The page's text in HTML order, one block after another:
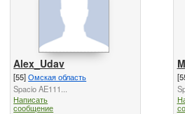
Alex_Udav
[55]Омская область
Spacio AE111...
Написать
сообщение